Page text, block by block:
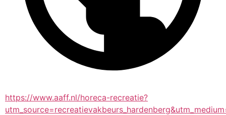
https://www.aaff.nl/horeca-recreatie?